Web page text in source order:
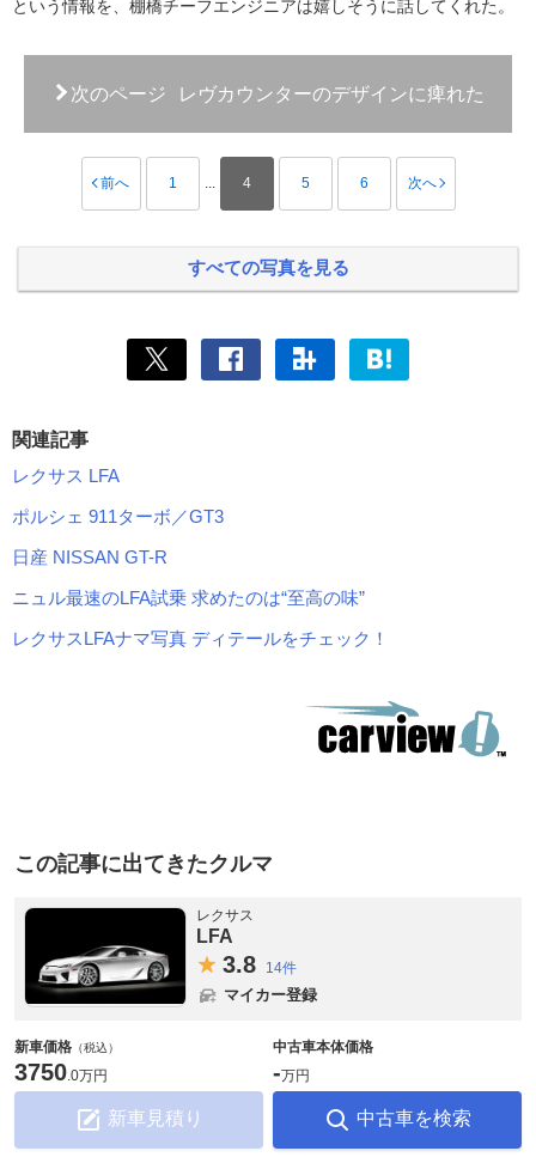
という情報を、棚橋チーフエンジニアは嬉しそうに話してくれた。
次のページ レヴカウンターのデザインに痺れた
前へ 1 ... 4 5 6 次へ
すべての写真を見る
関連記事
レクサス LFA
ポルシェ 911ターボ／GT3
日産 NISSAN GT-R
ニュル最速のLFA試乗 求めたのは“至高の味”
レクサスLFAナマ写真 ディテールをチェック！
この記事に出てきたクルマ
レクサス
LFA
3.8 14件
マイカー登録
新車価格 （税込）
3750 0万円
新車見積り
中古車本体価格
-万円
中古車を検索